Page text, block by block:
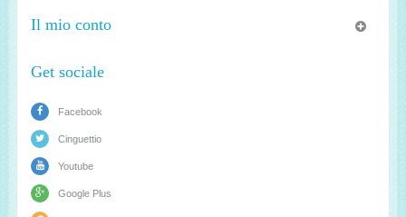
Il mio conto
Get sociale
Facebook
Cinguettio
Youtube
Google Plus